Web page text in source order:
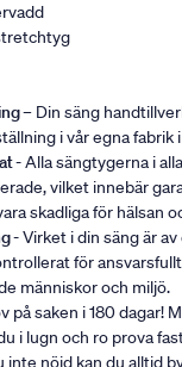
– Din säng
i vår egna fabrik
- Alla sängtygerna i
vilket innebär
skadliga för hälsan
- Virket i din säng är
för
människor och miljö.
på saken i 180 dagar!
i lugn och ro prova
inte nöjd kan du alltid